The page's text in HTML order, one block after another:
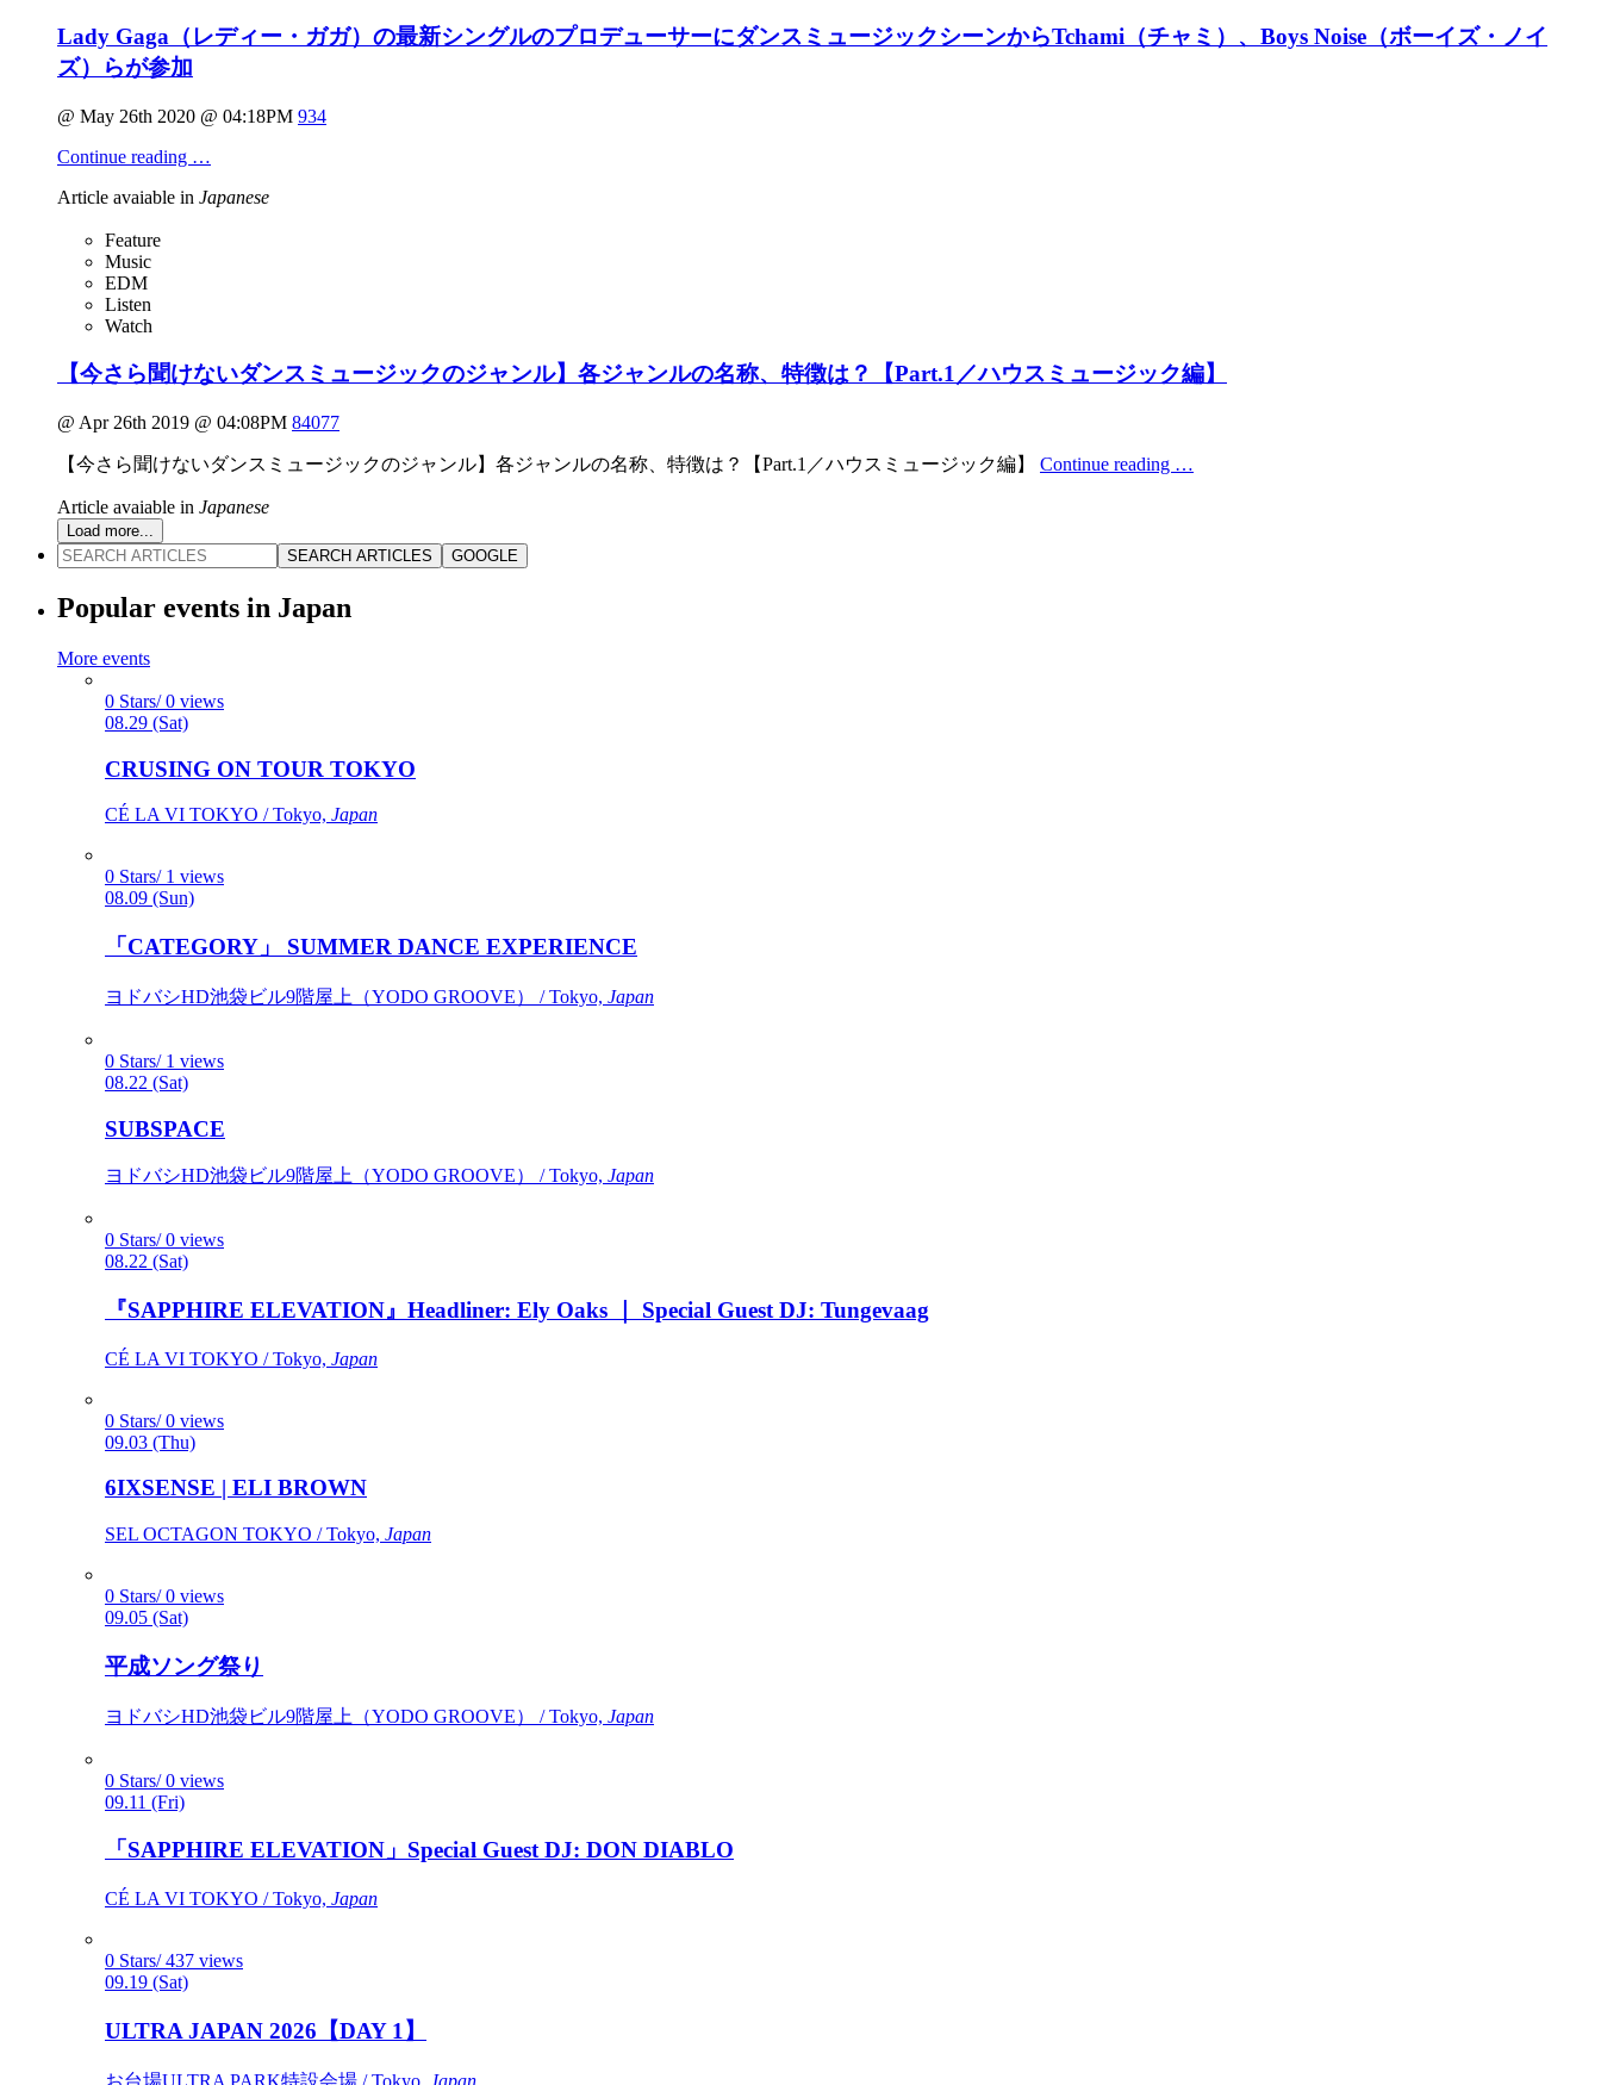
Lady Gaga（レディー・ガガ）の最新シングルのプロデューサーにダンスミュージックシーンからTchami（チャミ）、Boys Noise（ボーイズ・ノイ
ズ）らが参加
@ May 26th 2020 @ 04:18PM 934
Continue reading …
Article avaiable in Japanese
Feature
Music
EDM
Listen
Watch
【今さら聞けないダンスミュージックのジャンル】各ジャンルの名称、特徴は？【Part.1／ハウスミュージック編】
@ Apr 26th 2019 @ 04:08PM 84077
【今さら聞けないダンスミュージックのジャンル】各ジャンルの名称、特徴は？【Part.1／ハウスミュージック編】 Continue reading …
Article avaiable in Japanese
Load more...
SEARCH ARTICLES
GOOGLE
Popular events in Japan
More events
0 Stars/ 0 views
08.29 (Sat)
CRUSING ON TOUR TOKYO
CÉ LA VI TOKYO / Tokyo, Japan
0 Stars/ 1 views
08.09 (Sun)
「CATEGORY」 SUMMER DANCE EXPERIENCE
ヨドバシHD池袋ビル9階屋上（YODO GROOVE） / Tokyo, Japan
0 Stars/ 1 views
08.22 (Sat)
SUBSPACE
ヨドバシHD池袋ビル9階屋上（YODO GROOVE） / Tokyo, Japan
0 Stars/ 0 views
08.22 (Sat)
『SAPPHIRE ELEVATION』Headliner: Ely Oaks ｜ Special Guest DJ: Tungevaag
CÉ LA VI TOKYO / Tokyo, Japan
0 Stars/ 0 views
09.03 (Thu)
6IXSENSE | ELI BROWN
SEL OCTAGON TOKYO / Tokyo, Japan
0 Stars/ 0 views
09.05 (Sat)
平成ソング祭り
ヨドバシHD池袋ビル9階屋上（YODO GROOVE） / Tokyo, Japan
0 Stars/ 0 views
09.11 (Fri)
「SAPPHIRE ELEVATION」Special Guest DJ: DON DIABLO
CÉ LA VI TOKYO / Tokyo, Japan
0 Stars/ 437 views
09.19 (Sat)
ULTRA JAPAN 2026【DAY 1】
お台場ULTRA PARK特設会場 / Tokyo, Japan